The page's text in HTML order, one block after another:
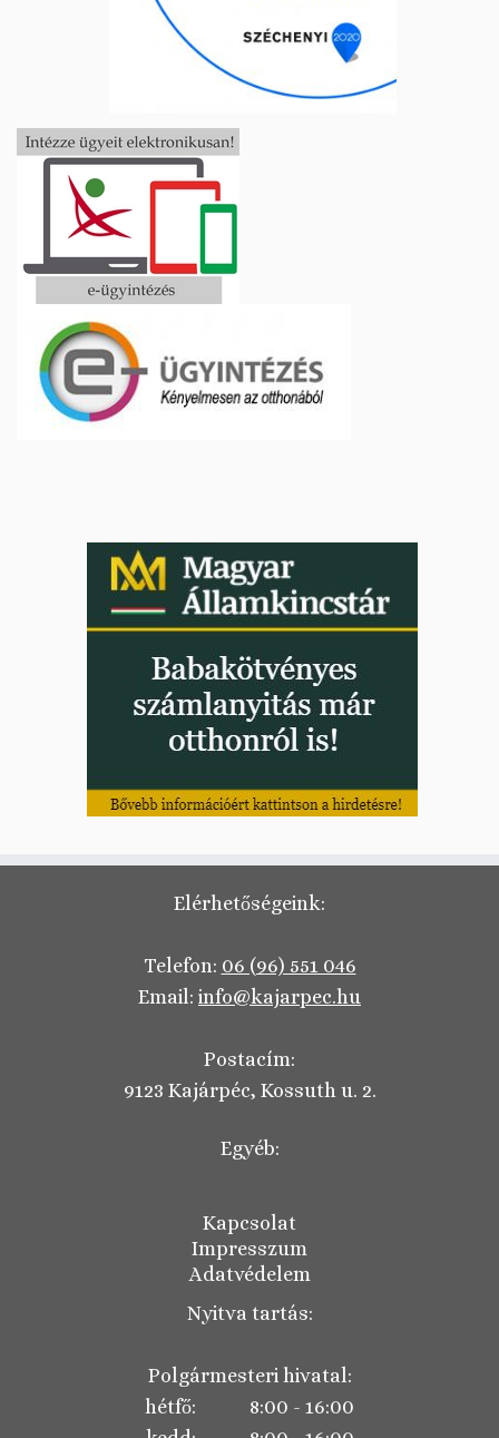
Elérhetőségeink:
Telefon: 06 (96) 551 046
Email: info@kajarpec.hu
Postacím:
9123 Kajárpéc, Kossuth u. 2.
Egyéb:
Kapcsolat
Impresszum
Adatvédelem
Nyitva tartás:
Polgármesteri hivatal:
hétfő: 8:00 - 16:00